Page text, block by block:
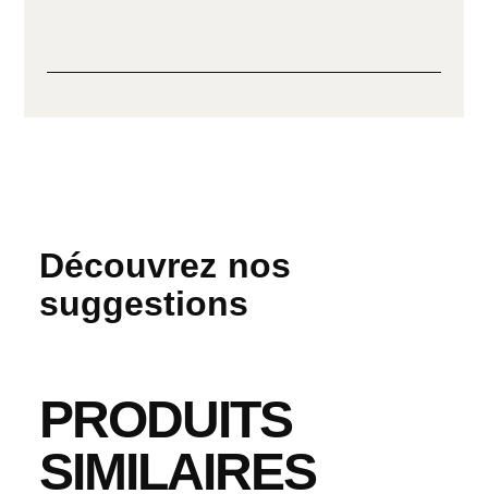
Découvrez nos
suggestions
PRODUITS
SIMILAIRES